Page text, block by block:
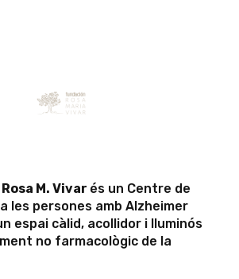
M. Vivar és un Centre de
les persones amb Alzheimer
espai càlid, acollidor i lluminós
no farmacològic de la